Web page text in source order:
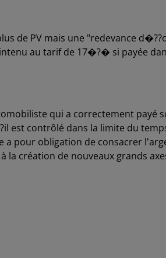
de PV mais une "redevance
au tarif de 17�?� si payée
qui a correctement payé
est contrôlé dans la limite du
a pour obligation de consacrer
la création de nouveaux grands